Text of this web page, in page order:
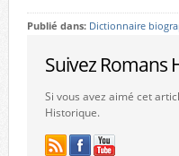
Publié dans: Dictionnaire
Suivez Romans
Si vous avez aimé cet
Historique.